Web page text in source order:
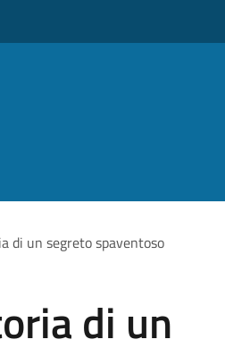
di un segreto spaventoso
di un